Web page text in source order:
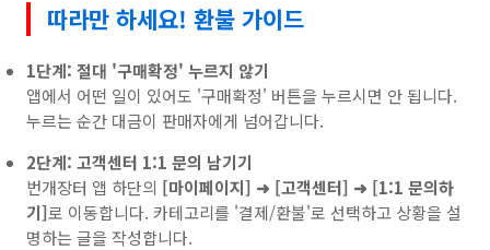
따라만 하세요! 환불 가이드
1단계: 절대 '구매확정' 누르지 않기
앱에서 어떤 일이 있어도 '구매확정' 버튼을 누르시면 안 됩니다.
누르는 순간 대금이 판매자에게 넘어갑니다.
2단계: 고객센터 1:1 문의 남기기
번개장터 앱 하단의 [마이페이지] ➜ [고객센터] ➜ [1:1 문의하
기]로 이동합니다. 카테고리를 '결제/환불'로 선택하고 상황을 설
명하는 글을 작성합니다.